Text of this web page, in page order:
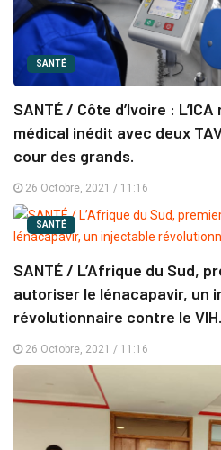
SANTÉ
SANTÉ / Côte d’Ivoire :
médical inédit avec deux
cour des grands.
26 Octobre, 2021 / 11:16
SANTÉ
SANTÉ / L’Afrique du Sud,
autoriser le lénacapavir, un
révolutionnaire contre le VIH.
26 Octobre, 2021 / 11:16